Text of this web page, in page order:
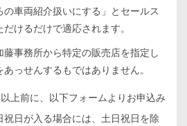
の車両紹介扱いにする」とセールス
けるだけで適応されます。
藤事務所から特定の販売店を指定し
っせんするもではありません。
上前に、以下フォームよりお申込み
祝日が入る場合には、土日祝日を除